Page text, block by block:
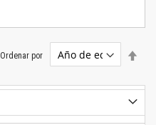
Ordenar por